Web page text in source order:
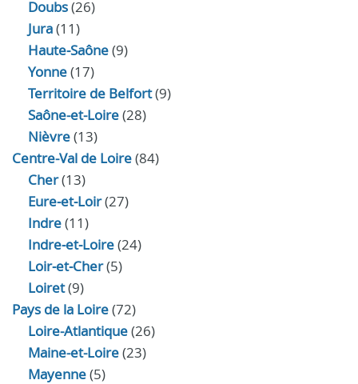
Doubs(26)
Jura(11)
Haute‑Saône(9)
Yonne(17)
Territoire de Belfort(9)
Saône-et-Loire(28)
Nièvre(13)
Centre-Val de Loire(84)
Cher(13)
Eure‑et‑Loir(27)
Indre(11)
Indre‑et‑Loire(24)
Loir‑et‑Cher(5)
Loiret(9)
Pays de la Loire(72)
Loire-Atlantique(26)
Maine-et-Loire(23)
Mayenne(5)